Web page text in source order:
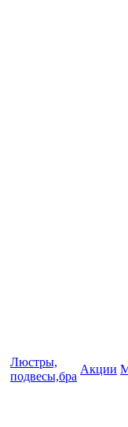
Люстры,
подвесы,бра
Акции